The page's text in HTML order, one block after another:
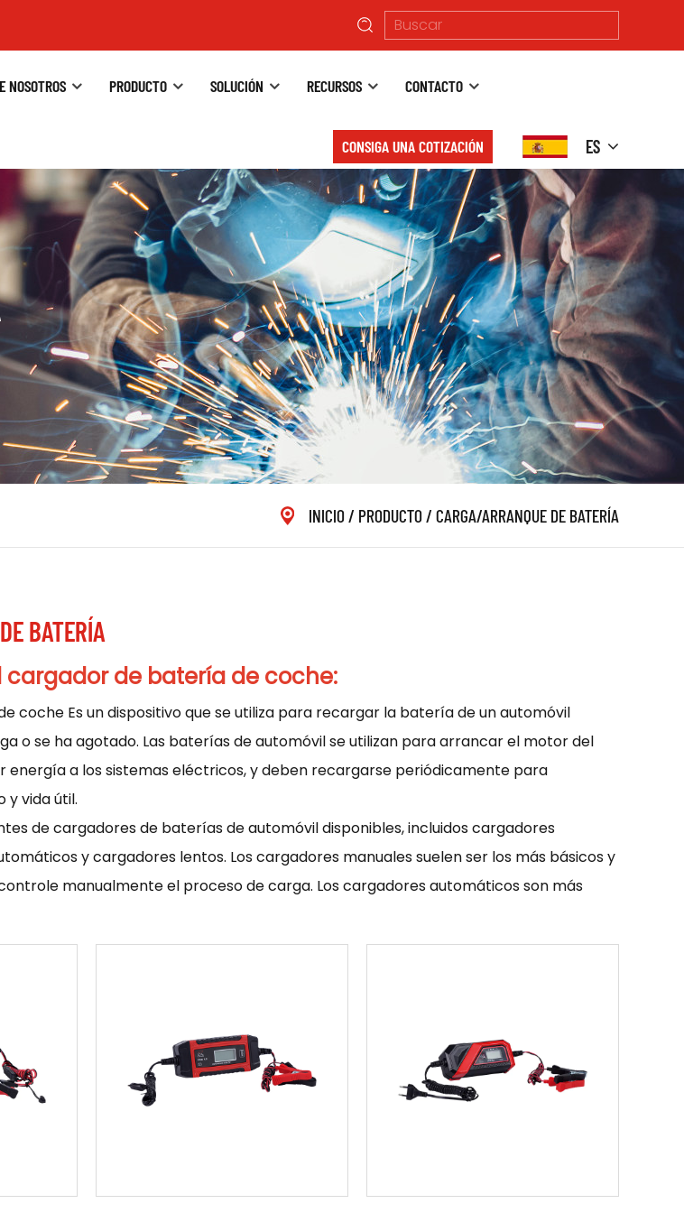
NOSOTROS PRODUCTO SOLUCIÓN RECURSOS CONTACTO
CONSIGA UNA COTIZACIÓN ES
INICIO/ PRODUCTO/ CARGA/ARRANQUE DE BATERÍA
BATERÍA
cargador de batería de coche:
coche Es un dispositivo que se utiliza para recargar la batería de un automóvil
o se ha agotado. Las baterías de automóvil se utilizan para arrancar el motor del
energía a los sistemas eléctricos, y deben recargarse periódicamente para
y vida útil.
de cargadores de baterías de automóvil disponibles, incluidos cargadores
y cargadores lentos. Los cargadores manuales suelen ser los más básicos y
manualmente el proceso de carga. Los cargadores automáticos son más
para mantener la carga de una batería durante un período prolongado y, a
esto implica conectar el cargador a la batería, seleccionar la configuración de
el proceso de carga. Es importante seguir las instrucciones cuidadosamente y utilizar
para garantizar que el proceso de carga se realice de forma segura.
para automóviles son una herramienta importante para mantener el rendimiento
para funcionar cuando la necesite.